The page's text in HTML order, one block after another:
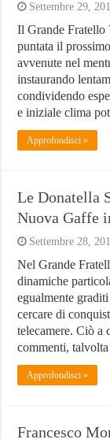
Settembre 29,
Il Grande Fratello
puntata il
avvenute nel
instaurando
condividendo
e iniziale clima
Approfondisci »
Le Donatella
Nuova Gaffe
Settembre 28,
Nel Grande
dinamiche
egualmente
cercare di
telecamere. Ciò a
commenti,
Approfondisci »
Francesco